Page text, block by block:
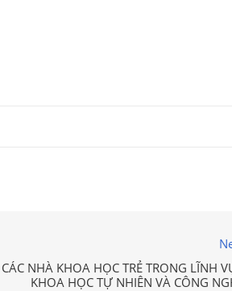
NHÀ KHOA HỌC TRẺ TRONG LĨNH
KHOA HỌC TỰ NHIÊN VÀ CÔNG